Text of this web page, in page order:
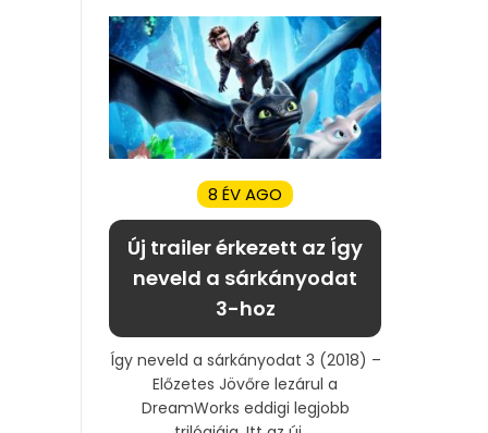
8 ÉV AGO
Új trailer érkezett az Így
neveld a sárkányodat
3-hoz
Így neveld a sárkányodat 3 (2018) –
Előzetes Jövőre lezárul a
DreamWorks eddigi legjobb